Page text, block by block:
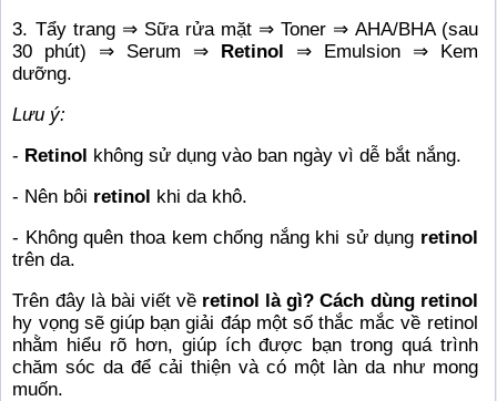
3. Tẩy trang ⇒ Sữa rửa mặt ⇒ Toner ⇒ AHA/BHA (sau
30 phút) ⇒ Serum ⇒ Retinol ⇒ Emulsion ⇒ Kem
dưỡng.
Lưu ý:
- Retinol không sử dụng vào ban ngày vì dễ bắt nắng.
- Nên bôi retinol khi da khô.
- Không quên thoa kem chống nắng khi sử dụng retinol
trên da.
Trên đây là bài viết về retinol là gì? Cách dùng retinol
hy vọng sẽ giúp bạn giải đáp một số thắc mắc về retinol
nhằm hiểu rõ hơn, giúp ích được bạn trong quá trình
chăm sóc da để cải thiện và có một làn da như mong
muốn.